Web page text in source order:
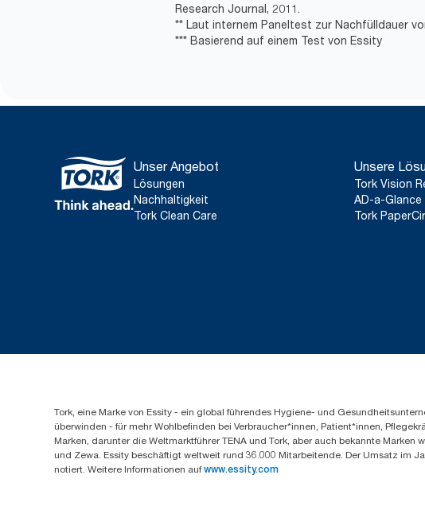
Research Journal, 2011.
** Laut internem Paneltest zur Nachfülldauer
*** Basierend auf einem Test von Essity
Unser Angebot
Lösungen
Nachhaltigkeit
Tork Clean Care
Unsere
Tork Vision
AD-a-Glance
Tork
Tork, eine Marke von Essity - ein global führendes Hygiene- und
überwinden - für mehr Wohlbefinden bei Verbraucher*innen, Patient*innen,
Marken, darunter die Weltmarktführer TENA und Tork, aber auch bekannte
und Zewa. Essity beschäftigt weltweit rund 36.000 Mitarbeitende. Der Umsatz im
notiert. Weitere Informationen auf www.essity.com